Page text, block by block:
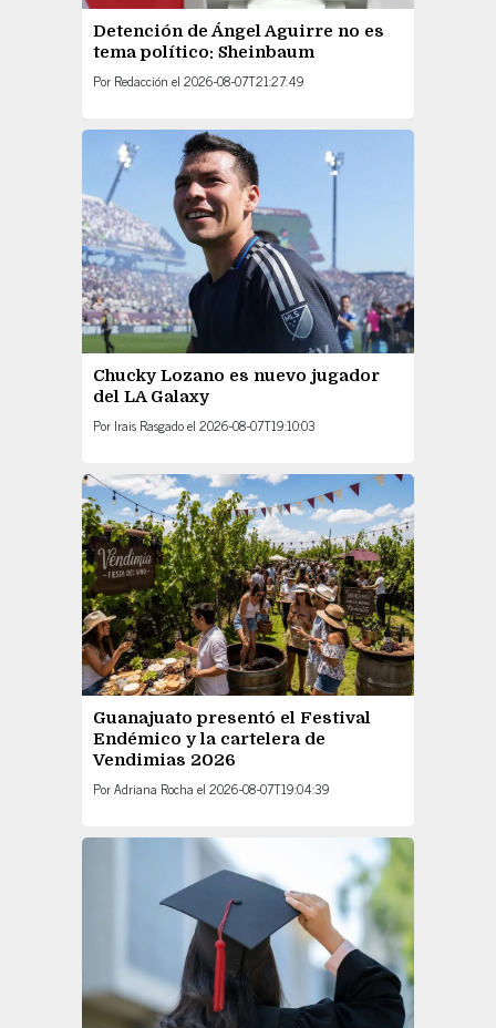
Detención de Ángel Aguirre no es
tema político: Sheinbaum
Por Redacción el 2026-08-07T21:27:49
Chucky Lozano es nuevo jugador
del LA Galaxy
Por Irais Rasgadoel 2026-08-07T19:10:03
Guanajuato presentó el Festival
Endémico y la cartelera de
Vendimias 2026
PorAdriana Rocha el 2026-08-07T19:04:39